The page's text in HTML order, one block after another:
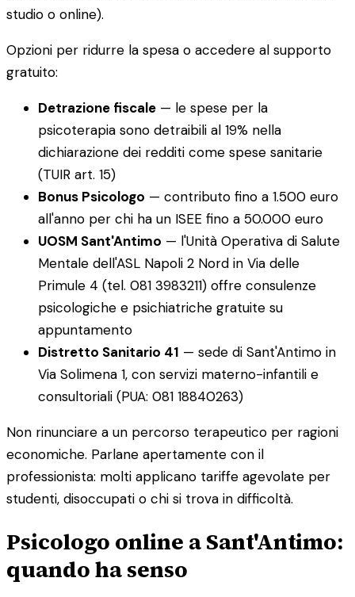
studio o online).
Opzioni per ridurre la spesa o accedere al supporto
gratuito:
Detrazione fiscale — le spese per la
psicoterapia sono detraibili al 19% nella
dichiarazione dei redditi come spese sanitarie
(TUIR art. 15)
Bonus Psicologo — contributo fino a 1.500 euro
all'anno per chi ha un ISEE fino a 50.000 euro
UOSM Sant'Antimo — l'Unità Operativa di Salute
Mentale dell'ASL Napoli 2 Nord in Via delle
Primule 4 (tel. 081 3983211) offre consulenze
psicologiche e psichiatriche gratuite su
appuntamento
Distretto Sanitario 41 — sede di Sant'Antimo in
Via Solimena 1, con servizi materno-infantili e
consultoriali (PUA: 081 18840263)
Non rinunciare a un percorso terapeutico per ragioni
economiche. Parlane apertamente con il
professionista: molti applicano tariffe agevolate per
studenti, disoccupati o chi si trova in difficoltà.
Psicologo online a Sant'Antimo:
quando ha senso